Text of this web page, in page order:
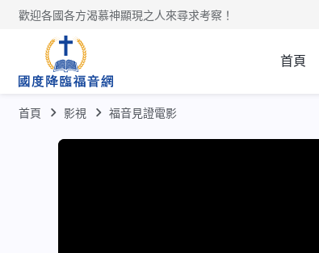
歡迎各國各方渴慕神顯現之人來尋求考察！
首頁
首頁 影視 福音見證電影